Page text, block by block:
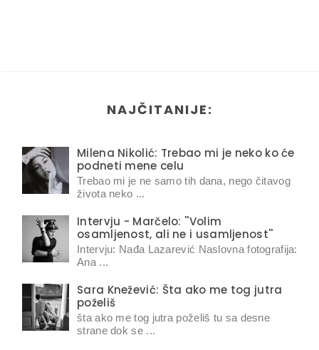
NAJČITANIJE:
Milena Nikolić: Trebao mi je neko ko će
podneti mene celu
Trebao mi je ne samo tih dana, nego čitavog
života neko ...
Intervju - Marčelo: ''Volim
osamljenost, ali ne i usamljenost''
Intervju: Nađa Lazarević Naslovna fotografija:
Ana ...
Sara Knežević: Šta ako me tog jutra
poželiš
šta ako me tog jutra poželiš tu sa desne
strane dok se ...